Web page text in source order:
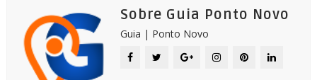
Sobre Guia Ponto Novo
Guia | Ponto Novo